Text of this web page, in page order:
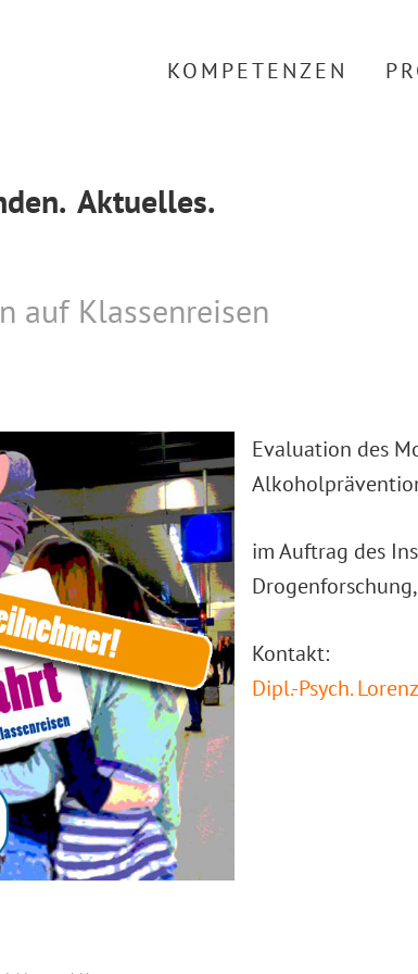
KOMPETENZEN
Aktuelles.
auf Klassenreisen
Evaluation des
im Auftrag des
Kontakt:
Dipl.-Psych.